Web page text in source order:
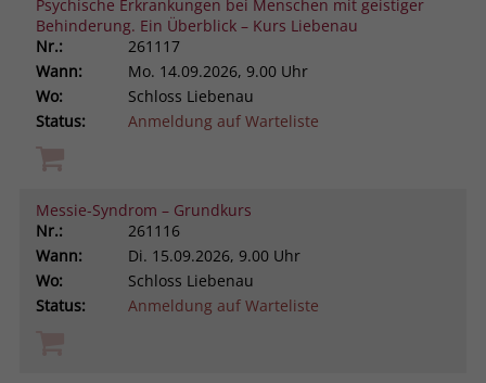
Psychische Erkrankungen bei Menschen mit geistiger
Behinderung. Ein Überblick – Kurs Liebenau
Nr.:
261117
Wann:
Mo. 14.09.2026, 9.00 Uhr
Wo:
Schloss Liebenau
Status:
Anmeldung auf Warteliste
Messie-Syndrom – Grundkurs
Nr.:
261116
Wann:
Di. 15.09.2026, 9.00 Uhr
Wo:
Schloss Liebenau
Status:
Anmeldung auf Warteliste